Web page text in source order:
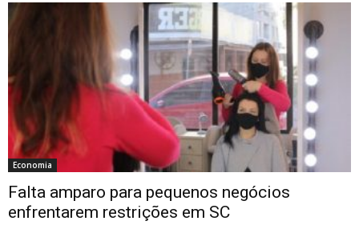
Economia
Falta amparo para pequenos negócios
enfrentarem restrições em SC